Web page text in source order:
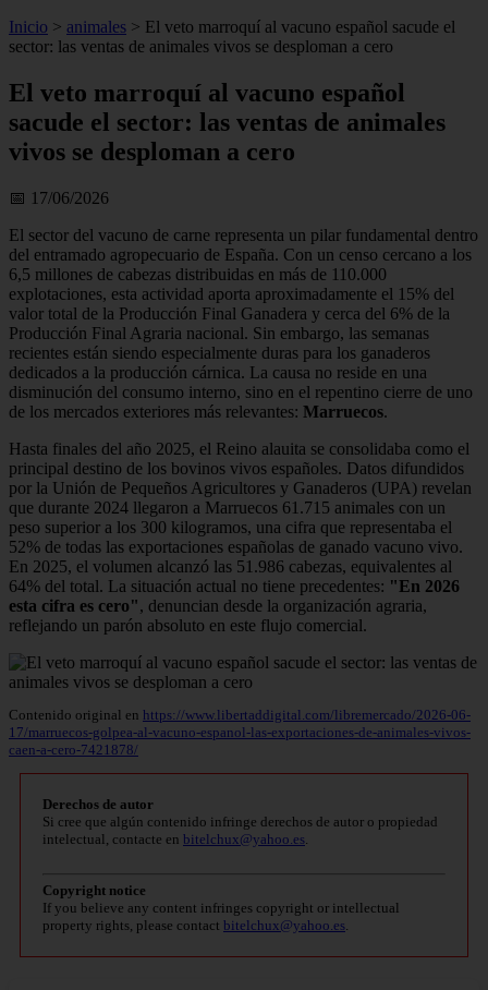
Inicio > animales > El veto marroquí al vacuno español sacude el
sector: las ventas de animales vivos se desploman a cero
El veto marroquí al vacuno español
sacude el sector: las ventas de animales
vivos se desploman a cero
📅 17/06/2026
El sector del vacuno de carne representa un pilar fundamental dentro
del entramado agropecuario de España. Con un censo cercano a los
6,5 millones de cabezas distribuidas en más de 110.000
explotaciones, esta actividad aporta aproximadamente el 15% del
valor total de la Producción Final Ganadera y cerca del 6% de la
Producción Final Agraria nacional. Sin embargo, las semanas
recientes están siendo especialmente duras para los ganaderos
dedicados a la producción cárnica. La causa no reside en una
disminución del consumo interno, sino en el repentino cierre de uno
de los mercados exteriores más relevantes: Marruecos.
Hasta finales del año 2025, el Reino alauita se consolidaba como el
principal destino de los bovinos vivos españoles. Datos difundidos
por la Unión de Pequeños Agricultores y Ganaderos (UPA) revelan
que durante 2024 llegaron a Marruecos 61.715 animales con un
peso superior a los 300 kilogramos, una cifra que representaba el
52% de todas las exportaciones españolas de ganado vacuno vivo.
En 2025, el volumen alcanzó las 51.986 cabezas, equivalentes al
64% del total. La situación actual no tiene precedentes: "En 2026
esta cifra es cero", denuncian desde la organización agraria,
reflejando un parón absoluto en este flujo comercial.
Contenido original en https://www.libertaddigital.com/libremercado/2026-06-
17/marruecos-golpea-al-vacuno-espanol-las-exportaciones-de-animales-vivos-
caen-a-cero-7421878/
Derechos de autor
Si cree que algún contenido infringe derechos de autor o propiedad
intelectual, contacte en bitelchux@yahoo.es.
Copyright notice
If you believe any content infringes copyright or intellectual
property rights, please contact bitelchux@yahoo.es.